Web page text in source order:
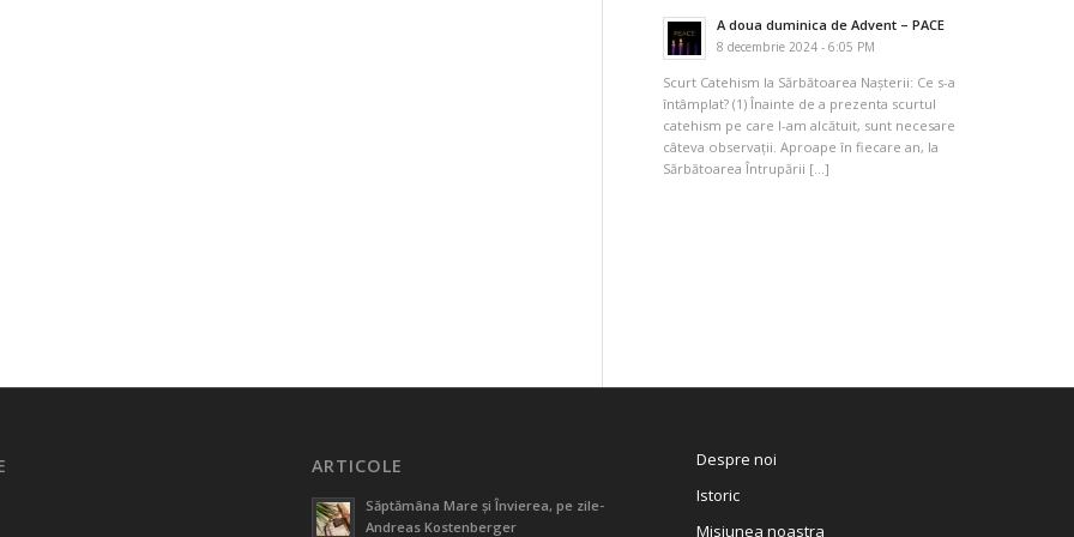
A doua duminica de Advent – PACE
8 decembrie 2024 - 6:05 PM
Scurt Catehism la Sărbătoarea Nașterii: Ce s-a
întâmplat? (1) Înainte de a prezenta scurtul
catehism pe care l-am alcătuit, sunt necesare
câteva observații. Aproape în fiecare an, la
Sărbătoarea Întrupării […]
ARTICOLE
Săptămâna Mare și Învierea, pe zile-
Andreas Kostenberger
Despre noi
Istoric
Misiunea noastra